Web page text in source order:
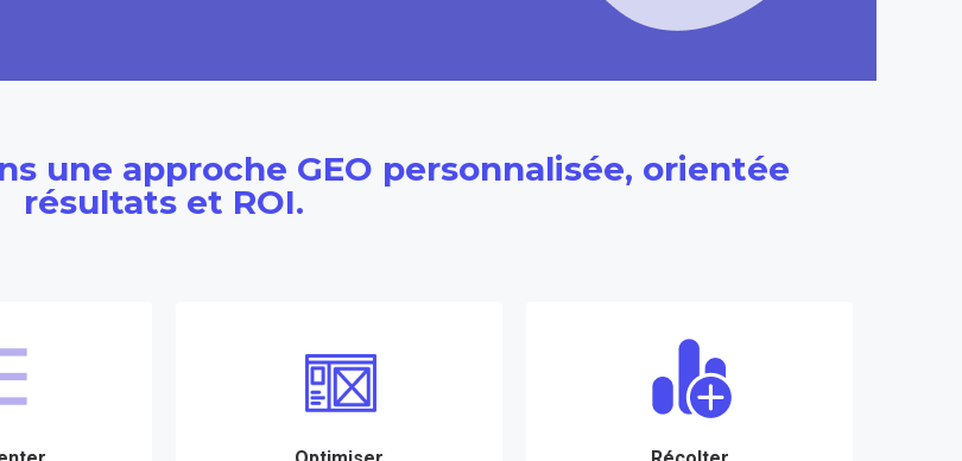
une approche GEO personnalisée, orientée
résultats et ROI.